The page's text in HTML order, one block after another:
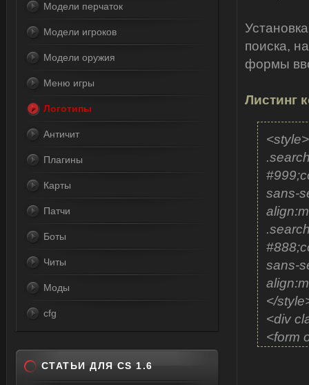
поиска,
формы
Листинг
sans-
sans-
</
<div
<form
Модели перчаток
Модели игроков
Модели оружия
Меню игры
Логотипы
Античит
Плагины
Карты
Патчи
Боты
Читы
Моды
cfg
СТАТЬИ ДЛЯ CS 1.6